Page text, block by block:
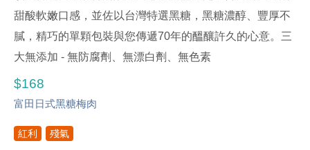
甜酸軟嫩口感，並佐以台灣特選黑糖，黑糖濃醇、豐厚不
膩，精巧的單顆包裝與您傳遞70年的醞釀許久的心意。三
大無添加 - 無防腐劑、無漂白劑、無色素
$168
富田日式黑糖梅肉
紅利 殘氣